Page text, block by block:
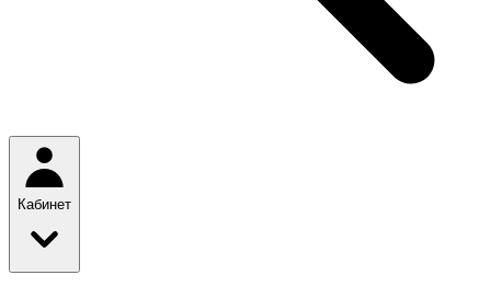
Кабинет